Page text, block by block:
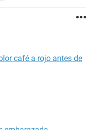
ir
café a rojo antes de